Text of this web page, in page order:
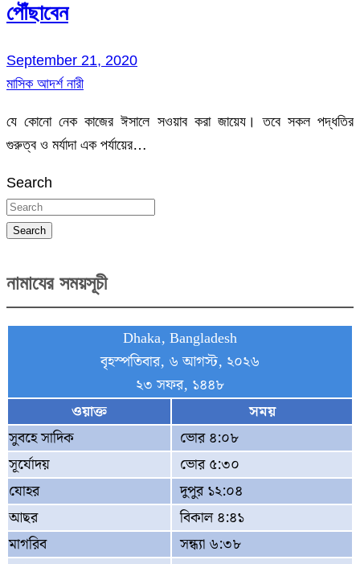
পৌঁছাবেন
September 21, 2020
মাসিক আদর্শ নারী
যে কোনো নেক কাজের ঈসালে সওয়াব করা জায়েয। তবে সকল পদ্ধতির
গুরুত্ব ও মর্যাদা এক পর্যায়ের…
Search
Search
নামাযের সময়সূচী
Dhaka, Bangladesh
বৃহস্পতিবার, ৬ আগস্ট, ২০২৬
২৩ সফর, ১৪৪৮
ওয়াক্ত
সময়
সুবহে সাদিক
ভোর ৪:০৮
সূর্যোদয়
ভোর ৫:৩০
যোহর
দুপুর ১২:০৪
আছর
বিকাল ৪:৪১
মাগরিব
সন্ধ্যা ৬:৩৮